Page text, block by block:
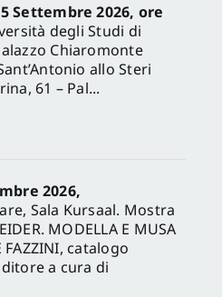
Settembre 2026, ore
degli Studi di
Chiaromonte
allo Steri
61 – Pal...
2026,
Sala Kursaal. Mostra
MODELLA E MUSA
FAZZINI, catalogo
a cura di